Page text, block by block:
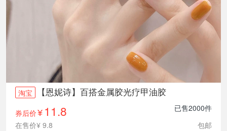
淘宝 【恩妮诗】百搭金属胶光疗甲油胶
券后价¥ 11.8
已售2000件
在售价¥ 9.8
包邮